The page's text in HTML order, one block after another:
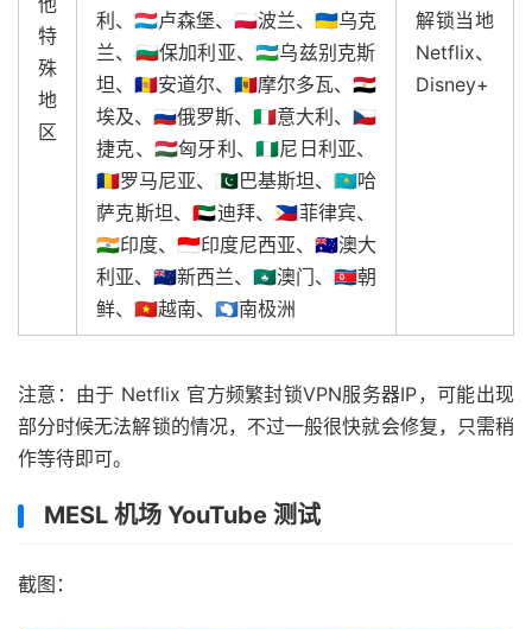
特
殊
地
区
利、🇱🇺卢森堡、🇵🇱波兰、🇺🇦乌克
兰、🇧🇬保加利亚、🇺🇿乌兹别克斯
坦、🇦🇩安道尔、🇲🇩摩尔多瓦、🇪🇬
埃及、🇷🇺俄罗斯、🇮🇹意大利、🇨🇿
捷克、🇭🇺匈牙利、🇳🇬尼日利亚、
🇷🇴罗马尼亚、🇵🇰巴基斯坦、🇰🇿哈
萨克斯坦、🇦🇪迪拜、🇵🇭菲律宾、
🇮🇳印度、🇮🇩印度尼西亚、🇦🇺澳大
利亚、🇳🇿新西兰、🇲🇴澳门、🇰🇵朝
鲜、🇻🇳越南、🇦🇶南极洲
解锁当地
Netflix、
Disney+
注意：由于 Netflix 官方频繁封锁VPN服务器IP，可能出现
部分时候无法解锁的情况，不过一般很快就会修复，只需稍
作等待即可。
MESL 机场 YouTube 测试
截图：